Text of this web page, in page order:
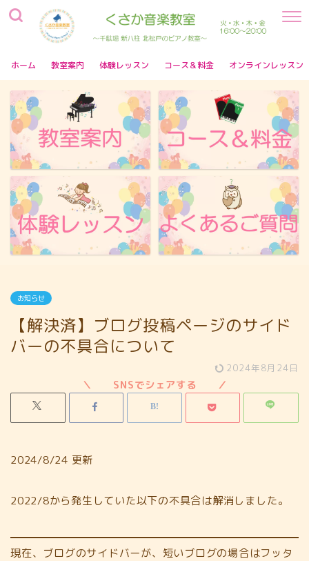
ホーム 教室案内 体験レッスン コース＆料金 オンラインレッスン
お知らせ
【解決済】ブログ投稿ページのサイド
バーの不具合について
2024年8月24日
2024/8/24 更新
2022/8から発生していた以下の不具合は解消しました。
現在、ブログのサイドバーが、短いブログの場合はフッタ